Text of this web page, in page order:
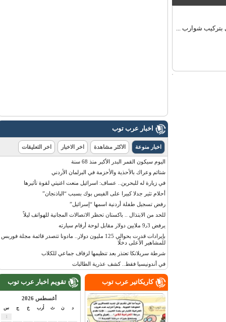
شوارب ...
اخبار عرب توب
اخبار منوعة الاكثر مشاهدة اخر الاخبار اخر التعليقات
اليوم سيكون القمر البدر الأكبر منذ 68 سنة
شتائم وعراك بالأحذية والأحزمة في البرلمان الأردني
في زيارة له للبحرين.. عساف: اسرائيل منعت اغنيتي لقوة تأثيرها
أحلام تثير جدلا كبيرا على الفيس بوك بسبب “الباذنجان”
رفض تسجيل طفلة أردنية اسمها “إسرائيل”
للحد من الابتذال .. باكستان تحظر الاتصالات المجانية للهواتف ليلاً
يرفض 9٫3 ملايين دولار مقابل لوحة أرقام سيارته
بإيرادات قدرت بحوالي 125 مليون دولار.. مادونا تتصدر قائمة مجلة فوربس
للمشاهير الأعلى دخلًا
شرطة سريلانكا تعتذر بعد تنظيمها لزفاف جماعي للكلاب
في أندونيسيا فقط.. كشف عذرية الطالبات
تقويم اخبار عرب توب
أغسطس 2026
أرب س
كاريكاتير عرب توب